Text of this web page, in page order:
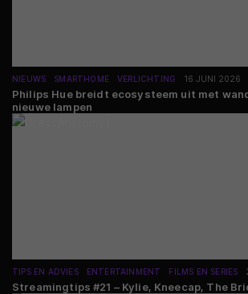
NIEUWS SMARTHOME VERLICHTING 16 JUNI 2026
Philips Hue breidt ecosysteem uit met
nieuwe lampen
TIPS EN ADVIES ENTERTAINMENT FILMS EN SERIES
Streamingtips #21 – Kylie, Kneecap, The